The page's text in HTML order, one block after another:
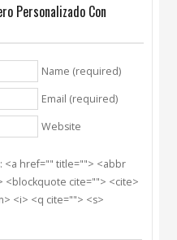
Personalizado Con
Name (required)
Email (required)
Website
<a href="" title=""> <abbr
<blockquote cite=""> <cite>
<i> <q cite=""> <s>